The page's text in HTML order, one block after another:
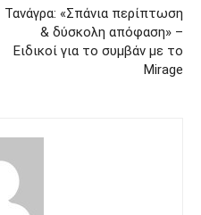
Τανάγρα: «Σπάνια περίπτωση
& δύσκολη απόφαση» –
Ειδικοί για το συμβάν με το
Mirage